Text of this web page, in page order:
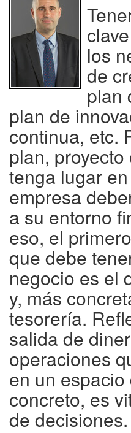
los
de
plan
plan de
continua, etc.
plan,
tenga lugar
empresa
a su entorno
eso, el
que debe
negocio es el
y, más
tesorería.
salida de
operaciones
en un
concreto, es
de decisiones.